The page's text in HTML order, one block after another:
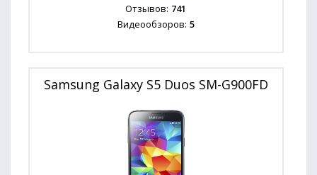
Отзывов: 741
Видеообзоров: 5
Samsung Galaxy S5 Duos SM-G900FD